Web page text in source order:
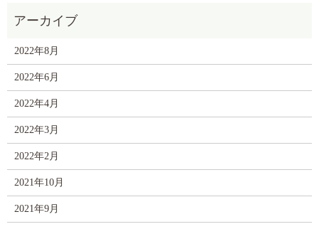
2022年8月
2022年6月
2022年4月
2022年3月
2022年2月
2021年10月
2021年9月